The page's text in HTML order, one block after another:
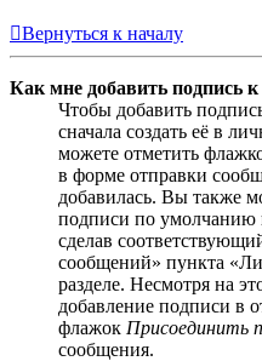
Вернуться к началу
Как мне добавить подпись
Чтобы добавить
сначала создать её в
можете отметить
в форме отправки
добавилась. Вы также
подписи по умолчанию
сделав
сообщений» пункта
разделе. Несмотря на
добавление подписи в
флажок Присоединить
сообщения.